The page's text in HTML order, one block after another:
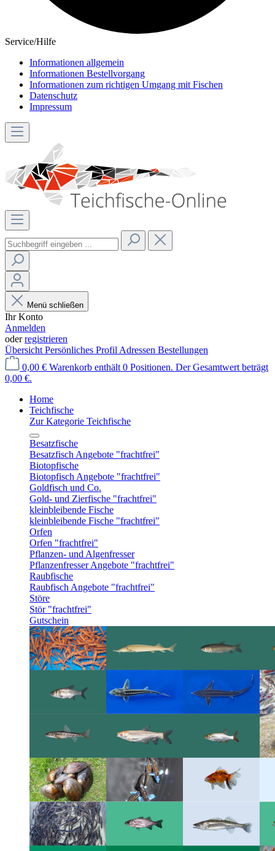
Service/Hilfe
Informationen allgemein
Informationen Bestellvorgang
Informationen zum richtigen Umgang mit Fischen
Datenschutz
Impressum
Menü schließen
Ihr Konto
Anmelden
oderregistrieren
Übersicht Persönliches Profil Adressen Bestellungen
0,00 € Warenkorb enthält 0 Positionen. Der Gesamtwert beträgt
0,00 €.
Home
Teichfische
Zur Kategorie Teichfische
Besatzfische
Besatzfisch Angebote "frachtfrei"
Biotopfische
Biotopfisch Angebote "frachtfrei"
Goldfisch und Co.
Gold- und Zierfische "frachtfrei"
kleinbleibende Fische
kleinbleibende Fische "frachtfrei"
Orfen
Orfen "frachtfrei"
Pflanzen- und Algenfresser
Pflanzenfresser Angebote "frachtfrei"
Raubfische
Raubfisch Angebote "frachtfrei"
Störe
Stör "frachtfrei"
Gutschein